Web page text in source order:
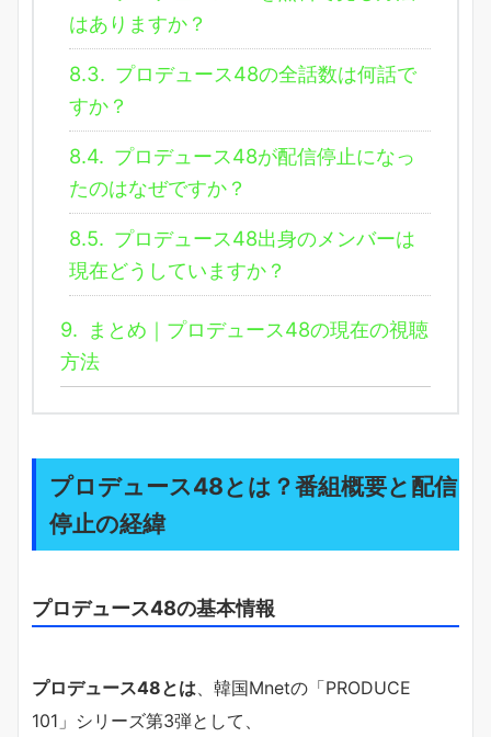
はありますか？
8.3. プロデュース48の全話数は何話で
すか？
8.4. プロデュース48が配信停止になっ
たのはなぜですか？
8.5. プロデュース48出身のメンバーは
現在どうしていますか？
9.
まとめ｜プロデュース48の現在の視聴
方法
プロデュース48とは？番組概要と配信
停止の経緯
プロデュース48の基本情報
プロデュース48とは、韓国Mnetの「PRODUCE
101」シリーズ第3弾として、